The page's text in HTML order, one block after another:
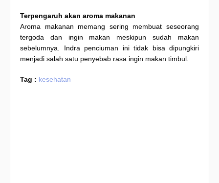
Terpengaruh akan aroma makanan
Aroma makanan memang sering membuat seseorang
tergoda dan ingin makan meskipun sudah makan
sebelumnya. Indra penciuman ini tidak bisa dipungkiri
menjadi salah satu penyebab rasa ingin makan timbul.
Tag : kesehatan